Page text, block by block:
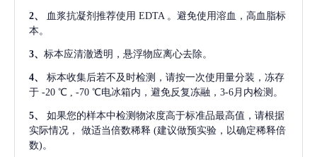
2、 血浆抗凝剂推荐使用 EDTA 。避免使用溶血，高血脂标
本。
3、 标本应清澈透明，悬浮物应离心去除。
4、
标本收集后若不及时检测，请按一次使用量分装，冻存
于 -20 ℃ , -70 ℃电冰箱内，避免反复冻融，3-6月内检测。
5、
如果您的样本中检测物浓度高于标准品最高值，请根据
实际情况，
做适当倍数稀释 (建议做预实验，以确定稀释倍
数)。